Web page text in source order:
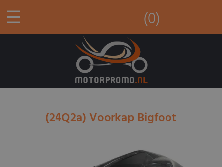
☰ (0)
(24Q2a) Voorkap Bigfoot